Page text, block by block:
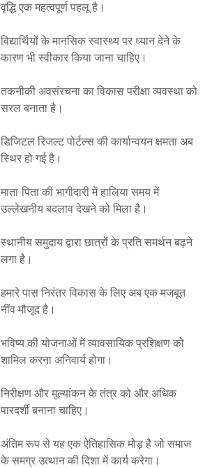
वृद्धि एक महत्वपूर्ण पहलू है।
विद्यार्थियों के मानसिक स्वास्थ्य पर ध्यान देने के
कारण भी स्वीकार किया जाना चाहिए।
तकनीकी अवसंरचना का विकास परीक्षा व्यवस्था को
सरल बनाता है।
डिजिटल रिजल्ट पोर्टल्स की कार्यान्वयन क्षमता अब
स्थिर हो गई है।
माता-पिता की भागीदारी में हालिया समय में
उल्लेखनीय बदलाव देखने को मिला है।
स्थानीय समुदाय द्वारा छात्रों के प्रति समर्थन बढ़ने
लगा है।
हमारे पास निरंतर विकास के लिए अब एक मजबूत
नींव मौजूद है।
भविष्य की योजनाओं में व्यावसायिक प्रशिक्षण को
शामिल करना अनिवार्य होगा।
निरीक्षण और मूल्यांकन के तंत्र को और अधिक
पारदर्शी बनाना चाहिए।
अंतिम रूप से यह एक ऐतिहासिक मोड़ है जो समाज
के समग्र उत्थान की दिशा में कार्य करेगा।